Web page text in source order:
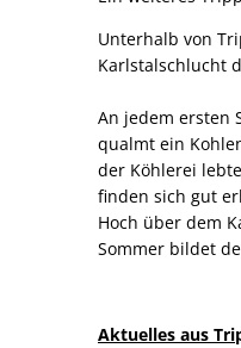
Unterhalb von
Karlstalschlucht
An jedem ersten
qualmt ein
der Köhlerei
finden sich gut
Hoch über dem
Sommer bildet
Aktuelles aus